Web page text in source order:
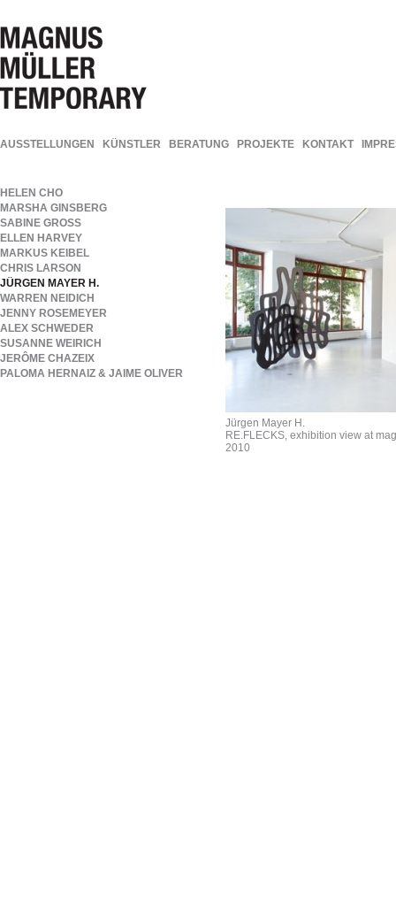
AUSSTELLUNGEN KÜNSTLER BERATUNG PROJEKTE KONTAKT
HELEN CHO
MARSHA GINSBERG
SABINE GROSS
ELLEN HARVEY
MARKUS KEIBEL
CHRIS LARSON
JÜRGEN MAYER H.
WARREN NEIDICH
JENNY ROSEMEYER
ALEX SCHWEDER
SUSANNE WEIRICH
JERÔME CHAZEIX
PALOMA HERNAIZ & JAIME OLIVER
Jürgen Mayer H.
RE.FLECKS, exhibition view at
2010